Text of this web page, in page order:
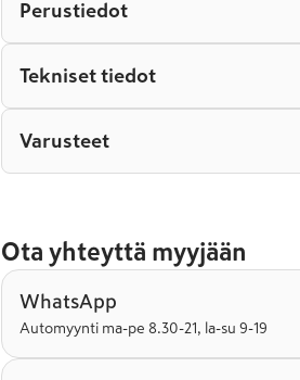
Perustiedot
Tekniset tiedot
Varusteet
Ota yhteyttä myyjään
WhatsApp
Automyynti ma-pe 8.30-21, la-su 9-19